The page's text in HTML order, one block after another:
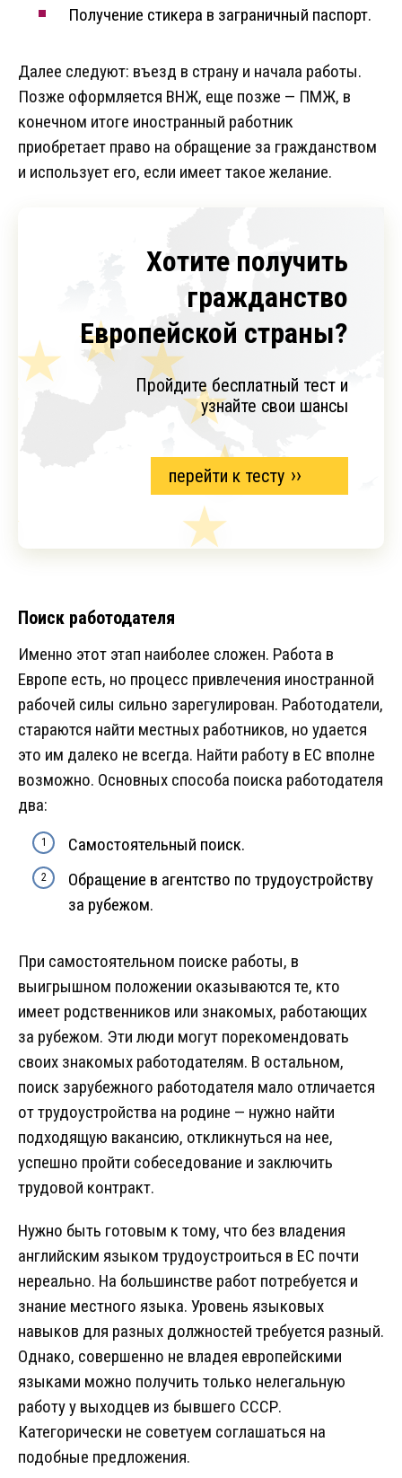
Получение стикера в заграничный паспорт.
Далее следуют: въезд в страну и начала работы.
Позже оформляется ВНЖ, еще позже — ПМЖ, в
конечном итоге иностранный работник
приобретает право на обращение за гражданством
и использует его, если имеет такое желание.
Хотите получить
гражданство
Европейской страны?
Пройдите бесплатный тест и
узнайте свои шансы
перейти к тесту
Поиск работодателя
Именно этот этап наиболее сложен. Работа в
Европе есть, но процесс привлечения иностранной
рабочей силы сильно зарегулирован. Работодатели,
стараются найти местных работников, но удается
это им далеко не всегда. Найти работу в ЕС вполне
возможно. Основных способа поиска работодателя
два:
Самостоятельный поиск.
Обращение в агентство по трудоустройству
за рубежом.
При самостоятельном поиске работы, в
выигрышном положении оказываются те, кто
имеет родственников или знакомых, работающих
за рубежом. Эти люди могут порекомендовать
своих знакомых работодателям. В остальном,
поиск зарубежного работодателя мало отличается
от трудоустройства на родине — нужно найти
подходящую вакансию, откликнуться на нее,
успешно пройти собеседование и заключить
трудовой контракт.
Нужно быть готовым к тому, что без владения
английским языком трудоустроиться в ЕС почти
нереально. На большинстве работ потребуется и
знание местного языка. Уровень языковых
навыков для разных должностей требуется разный.
Однако, совершенно не владея европейскими
языками можно получить только нелегальную
работу у выходцев из бывшего СССР.
Категорически не советуем соглашаться на
подобные предложения.